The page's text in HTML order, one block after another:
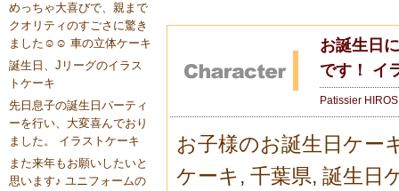
めっちゃ大喜びで、親まで
クオリティのすごさに驚き
ました☺️☺️ 車の立体ケーキ
誕生日、Jリーグのイラス
トケーキ
先日息子の誕生日パーティ
ーを行い、大変喜んでおり
ました。 イラストケーキ
また来年もお願いしたいと
思います♪ ユニフォームの
お誕生日
です！ イ
Patissier
お子様のお誕生日ケー
ケーキ , 千葉県, 誕生日